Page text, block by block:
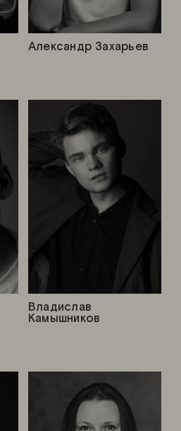
Александр Захарьев
Владислав
Камышников